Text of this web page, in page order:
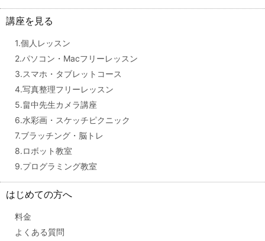
講座を見る
1.個人レッスン
2.パソコン・Macフリーレッスン
3.スマホ・タブレットコース
4.写真整理フリーレッスン
5.畠中先生カメラ講座
6.水彩画・スケッチピクニック
7.ブラッチング・脳トレ
8.ロボット教室
9.プログラミング教室
はじめての方へ
料金
よくある質問